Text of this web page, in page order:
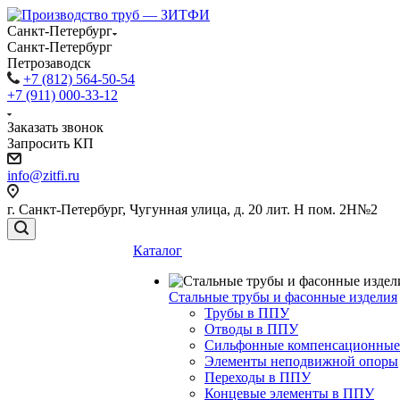
Санкт-Петербург
Санкт-Петербург
Петрозаводск
+7 (812) 564-50-54
+7 (911) 000-33-12
Заказать звонок
Запросить КП
info@zitfi.ru
г. Санкт-Петербург, Чугунная улица, д. 20 лит. Н пом. 2Н№2
Каталог
Стальные трубы и фасонные изделия
Трубы в ППУ
Отводы в ППУ
Сильфонные
Элементы неподвижной опоры
Переходы в ППУ
Концевые элементы в ППУ